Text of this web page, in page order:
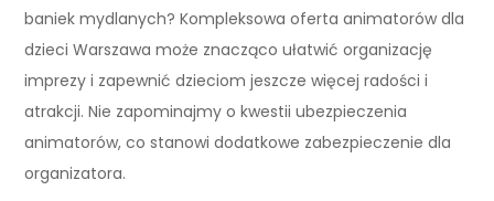
baniek mydlanych? Kompleksowa oferta animatorów dla
dzieci Warszawa może znacząco ułatwić organizację
imprezy i zapewnić dzieciom jeszcze więcej radości i
atrakcji. Nie zapominajmy o kwestii ubezpieczenia
animatorów, co stanowi dodatkowe zabezpieczenie dla
organizatora.